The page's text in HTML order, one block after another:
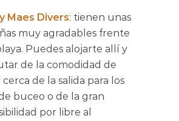
Maes Divers: tienen unas
muy agradables frente
Puedes alojarte allí y
de la comodidad de
cerca de la salida para los
buceo o de la gran
por libre al